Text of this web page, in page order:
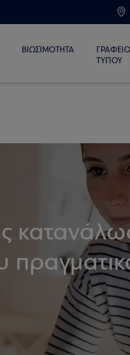
ΒΙΩΣΙΜΟΤΗΤΑ
ΓΡΑΦΕΙΟ
ΤΥΠΟΥ